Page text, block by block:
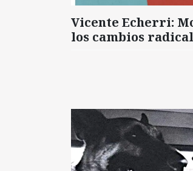
Vicente Echerri:
los cambios